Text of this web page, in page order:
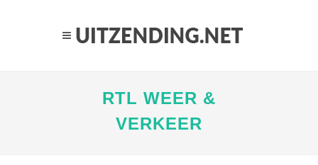
RTL WEER &
VERKEER